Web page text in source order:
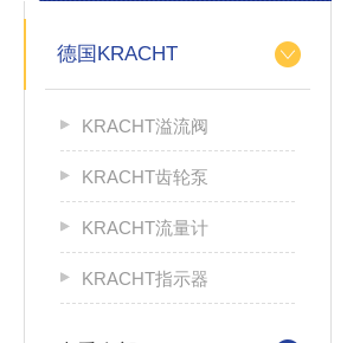
德国KRACHT
KRACHT溢流阀
KRACHT齿轮泵
KRACHT流量计
KRACHT指示器